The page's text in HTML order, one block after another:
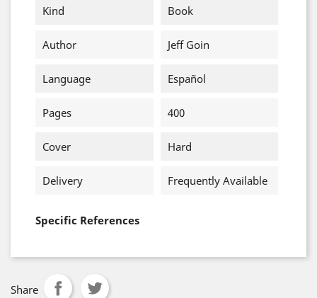
Kind
Book
Author Jeff Goin
Language Español
Pages 400
Cover Hard
Delivery Frequently Available
Specific References
Share